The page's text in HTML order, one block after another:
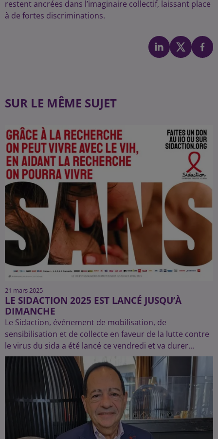
restent ancrées dans l’imaginaire collectif, laissant place
à de fortes discriminations.
SUR LE MÊME SUJET
21 mars 2025
LE SIDACTION 2025 EST LANCÉ JUSQU’À
DIMANCHE
Le Sidaction, événement de mobilisation, de
sensibilisation et de collecte en faveur de la lutte contre
le virus du sida a été lancé ce vendredi et va durer...